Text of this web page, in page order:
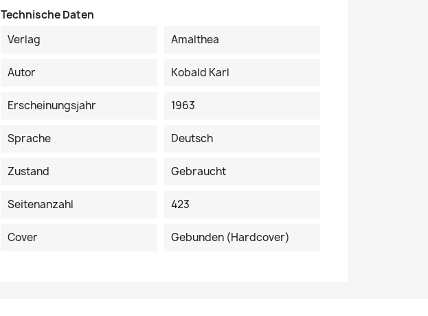
Technische Daten
Verlag
Amalthea
Autor Kobald Karl
Erscheinungsjahr 1963
Sprache Deutsch
Zustand Gebraucht
Seitenanzahl 423
Cover Gebunden (Hardcover)